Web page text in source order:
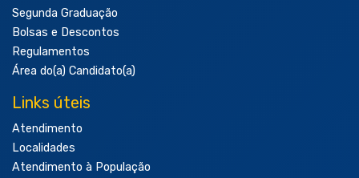
Segunda Graduação
Bolsas e Descontos
Regulamentos
Área do(a) Candidato(a)
Links úteis
Atendimento
Localidades
Atendimento à População